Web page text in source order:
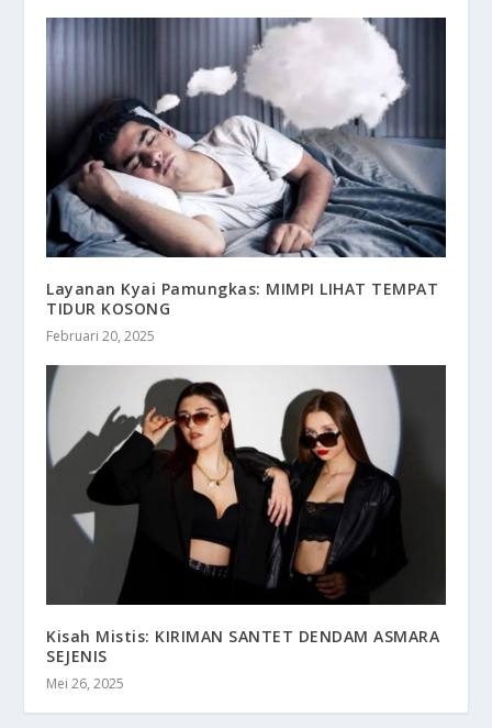
Layanan Kyai Pamungkas: MIMPI LIHAT TEMPAT
TIDUR KOSONG
Februari 20, 2025
Kisah Mistis: KIRIMAN SANTET DENDAM ASMARA
SEJENIS
Mei 26, 2025